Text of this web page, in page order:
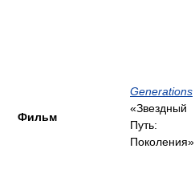
Фильм
Generations
«Звездный
Путь:
Поколения»